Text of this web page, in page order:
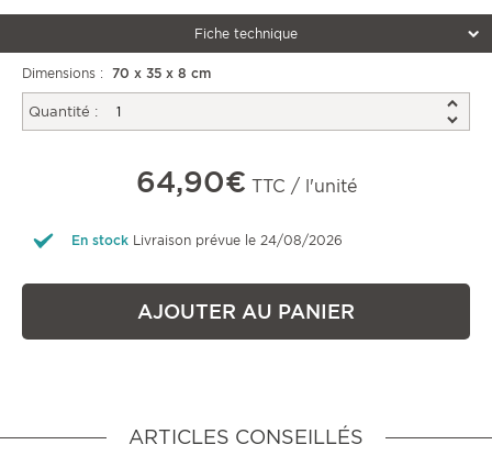
Fiche technique
Dimensions : 70 x 35 x 8 cm
Quantité :
64,90€ TTC / l'unité
En stock Livraison prévue le 24/08/2026
AJOUTER AU PANIER
ARTICLES CONSEILLÉS